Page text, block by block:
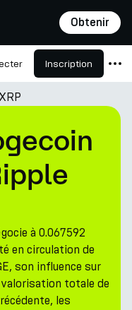
Obtenir
Inscription
à 0.067592
en circulation de
son influence sur
totale de
les